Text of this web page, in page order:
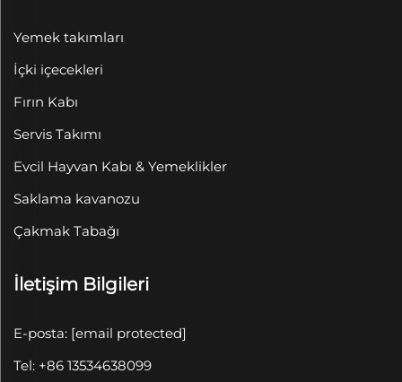
Yemek takımları
İçki içecekleri
Fırın Kabı
Servis Takımı
Evcil Hayvan Kabı & Yemeklikler
Saklama kavanozu
Çakmak Tabağı
İletişim Bilgileri
E-posta: [email protected]
Tel: +86 13534638099